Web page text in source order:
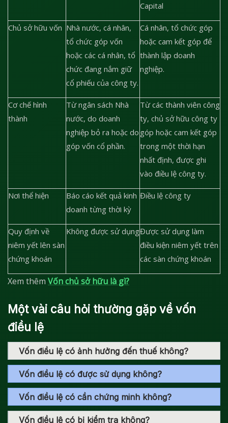
Capital
Chủ sở hữu vốn Nhà nước, cá nhân,
tổ chức góp vốn
hoặc các cá nhân, tổ
chức đang nắm giữ
cổ phiếu của công ty.
Cá nhân, tổ chức góp
hoặc cam kết góp để
thành lập doanh
nghiệp.
Cơ chế hình
thành
Từ ngân sách Nhà
nước, do doanh
nghiệp bỏ ra hoặc do
góp vốn cổ phần.
Từ các thành viên công
ty, chủ sở hữu công ty
góp hoặc cam kết góp
trong một thời hạn
nhất định, được ghi
vào điều lệ công ty.
Nơi thể hiện
Báo cáo kết quả kinh
doanh từng thời kỳ
Điều lệ công ty
Quy định về
niêm yết lên sàn
chứng khoán
Không được sử dụngĐược sử dụng làm
điều kiện niêm yết trên
các sàn chứng khoán
Xem thêm Vốn chủ sở hữu là gì?
Một vài câu hỏi thường gặp về vốn
điều lệ
Vốn điều lệ có ảnh hưởng đến thuế không?
Vốn điều lệ có được sử dụng không?
Vốn điều lệ có cần chứng minh không?
Vốn điều lệ có bị kiểm tra không?